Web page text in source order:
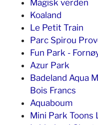
Magisk verden
Koaland
Le Petit Train
Parc Spirou
Fun Park -
Azur Park
Badeland Aqua
Bois Francs
Aquaboum
Mini Park Toons